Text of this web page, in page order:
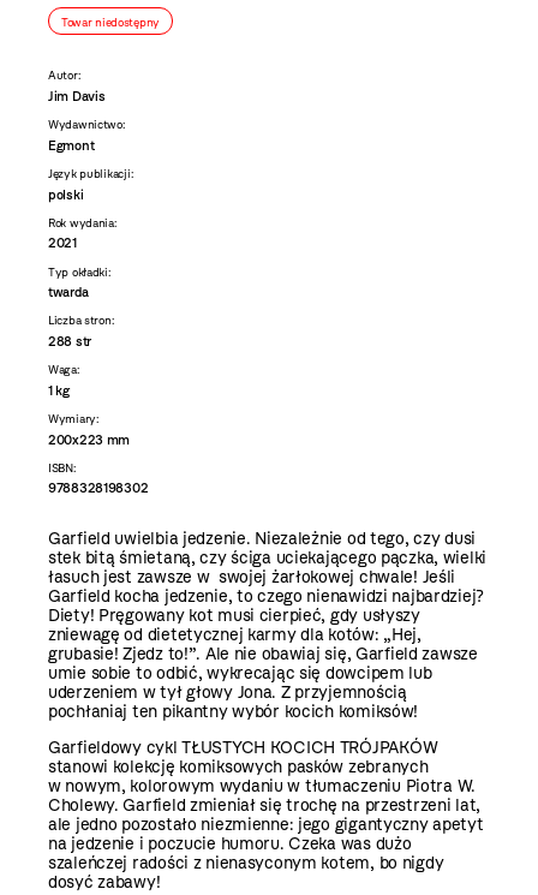
Towar niedostępny
Autor:
Jim Davis
Wydawnictwo:
Egmont
Język publikacji:
polski
Rok wydania:
2021
Typ okładki:
twarda
Liczba stron:
288 str
Waga:
1 kg
Wymiary:
200x223 mm
ISBN:
9788328198302
Garfield uwielbia jedzenie. Niezależnie od tego, czy dusi
stek bitą śmietaną, czy ściga uciekającego pączka, wielki
łasuch jest zawsze w swojej żarłokowej chwale! Jeśli
Garfield kocha jedzenie, to czego nienawidzi najbardziej?
Diety! Pręgowany kot musi cierpieć, gdy usłyszy
zniewagę od dietetycznej karmy dla kotów: „Hej,
grubasie! Zjedz to!”. Ale nie obawiaj się, Garfield zawsze
umie sobie to odbić, wykrecając się dowcipem lub
uderzeniem w tył głowy Jona. Z przyjemnością
pochłaniaj ten pikantny wybór kocich komiksów!
Garfieldowy cykl TŁUSTYCH KOCICH TRÓJPAKÓW
stanowi kolekcję komiksowych pasków zebranych
w nowym, kolorowym wydaniu w tłumaczeniu Piotra W.
Cholewy. Garfield zmieniał się trochę na przestrzeni lat,
ale jedno pozostało niezmienne: jego gigantyczny apetyt
na jedzenie i poczucie humoru. Czeka was dużo
szaleńczej radości z nienasyconym kotem, bo nigdy
dosyć zabawy!